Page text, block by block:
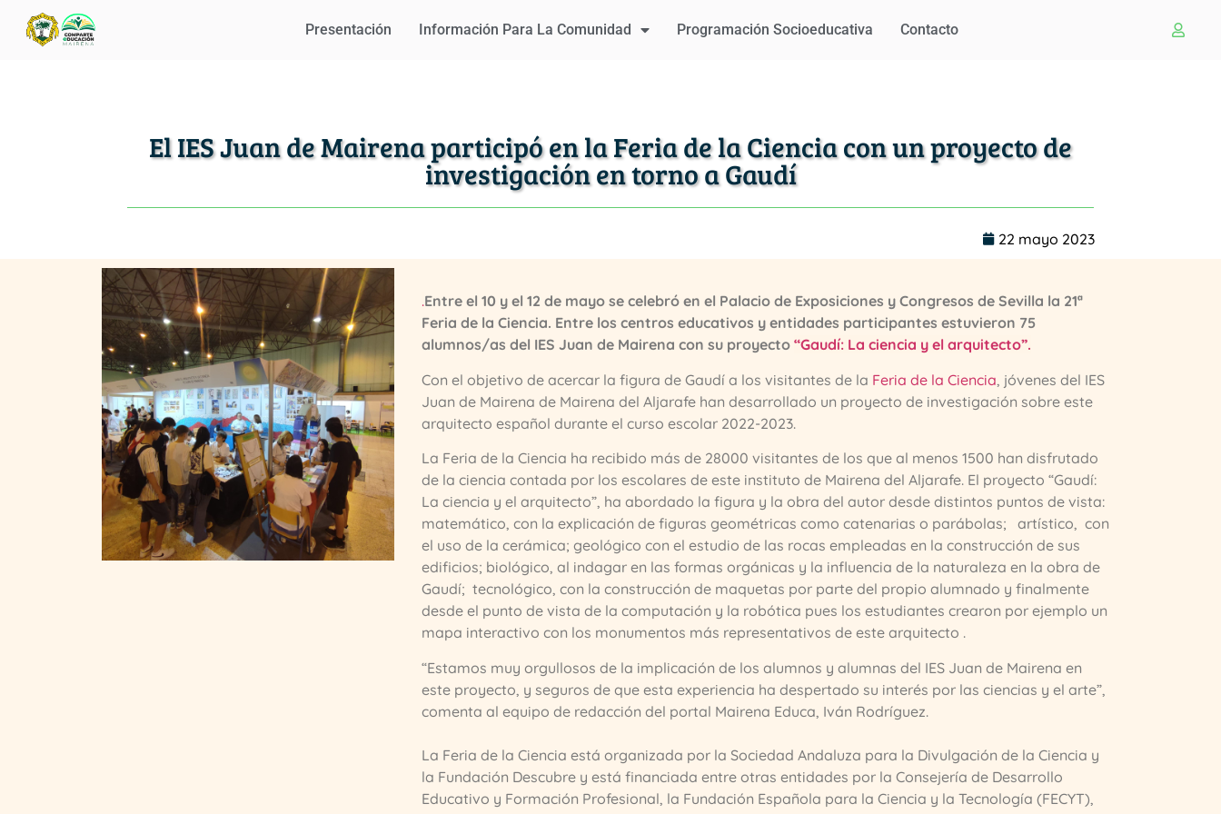
Presentación Información Para La Comunidad Programación Socioeducativa Contacto
El IES Juan de Mairena participó en la Feria de la Ciencia con un proyecto de
investigación en torno a Gaudí
22 mayo 2023
.Entre el 10 y el 12 de mayo se celebró en el Palacio de Exposiciones y Congresos de Sevilla la 21ª
Feria de la Ciencia. Entre los centros educativos y entidades participantes estuvieron 75
alumnos/as del IES Juan de Mairena con su proyecto “Gaudí: La ciencia y el arquitecto”.
Con el objetivo de acercar la figura de Gaudí a los visitantes de la Feria de la Ciencia, jóvenes del IES
Juan de Mairena de Mairena del Aljarafe han desarrollado un proyecto de investigación sobre este
arquitecto español durante el curso escolar 2022-2023.
La Feria de la Ciencia ha recibido más de 28000 visitantes de los que al menos 1500 han disfrutado
de la ciencia contada por los escolares de este instituto de Mairena del Aljarafe. El proyecto “Gaudí:
La ciencia y el arquitecto”, ha abordado la figura y la obra del autor desde distintos puntos de vista:
matemático, con la explicación de figuras geométricas como catenarias o parábolas; artístico, con
el uso de la cerámica; geológico con el estudio de las rocas empleadas en la construcción de sus
edificios; biológico, al indagar en las formas orgánicas y la influencia de la naturaleza en la obra de
Gaudí; tecnológico, con la construcción de maquetas por parte del propio alumnado y finalmente
desde el punto de vista de la computación y la robótica pues los estudiantes crearon por ejemplo un
mapa interactivo con los monumentos más representativos de este arquitecto .
“Estamos muy orgullosos de la implicación de los alumnos y alumnas del IES Juan de Mairena en
este proyecto, y seguros de que esta experiencia ha despertado su interés por las ciencias y el arte”,
comenta al equipo de redacción del portal Mairena Educa, Iván Rodríguez.
La Feria de la Ciencia está organizada por la Sociedad Andaluza para la Divulgación de la Ciencia y
la Fundación Descubre y está financiada entre otras entidades por la Consejería de Desarrollo
Educativo y Formación Profesional, la Fundación Española para la Ciencia y la Tecnología (FECYT),